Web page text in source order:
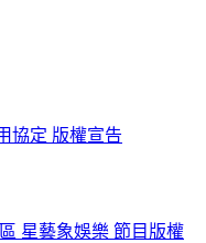
協定 版權宣告
星藝象娛樂 節目版權